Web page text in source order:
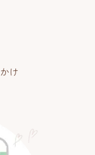
け